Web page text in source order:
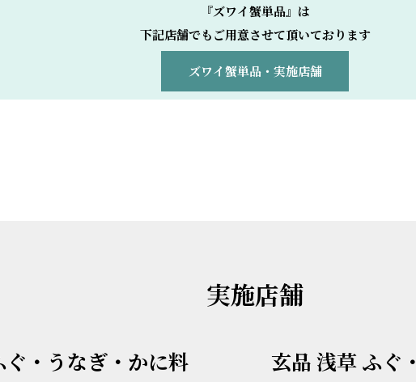
『ズワイ蟹単品』は
下記店舗でもご用意させて頂いております
ズワイ蟹単品・実施店舗
実施店舗
・うなぎ・かに料
玄品 浅草 ふぐ